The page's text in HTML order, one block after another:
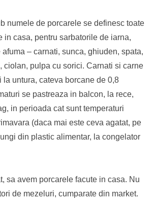
numele de porcarele se definesc toate
in casa, pentru sarbatorile de iarna,
afuma – carnati, sunca, ghiuden, spata,
ciolan, pulpa cu sorici. Carnati si carne
la untura, cateva borcane de 0,8
se pastreaza in balcon, la rece,
in perioada cat sunt temperaturi
(daca mai este ceva agatat, pe
din plastic alimentar, la congelator
sa avem porcarele facute in casa. Nu
de mezeluri, cumparate din market.